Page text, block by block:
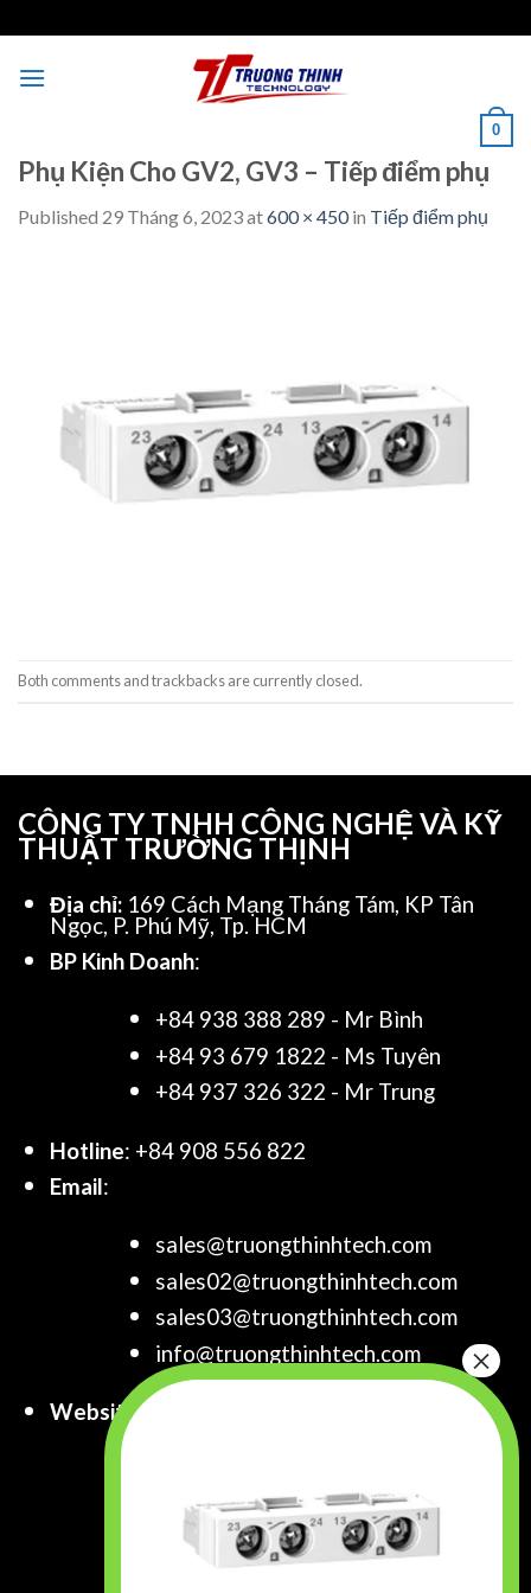
to
content
0
Phụ Kiện Cho GV2, GV3 – Tiếp điểm phụ
Published 29 Tháng 6, 2023at600 × 450in Tiếp điểm phụ
Both comments and trackbacks are currently closed.
CÔNG TY TNHH CÔNG NGHỆ VÀ KỸ
THUẬT TRƯỜNG THỊNH
Địa chỉ: 169 Cách Mạng Tháng Tám, KP Tân
Ngọc, P. Phú Mỹ, Tp. HCM
BP Kinh Doanh:
+84 938 388 289 - Mr Bình
+84 93 679 1822 - Ms Tuyên
+84 937 326 322 - Mr Trung
Hotline: +84 908 556 822
Email:
sales@truongthinhtech.com
sales02@truongthinhtech.com
sales03@truongthinhtech.com
info@truongthinhtech.com
Website:
www.components.com.vn